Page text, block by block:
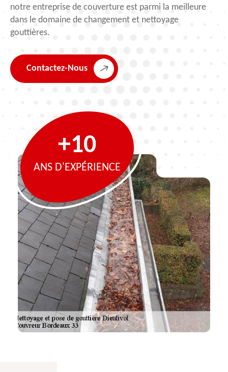
notre entreprise de couverture est parmi la meilleure
dans le domaine de changement et nettoyage
gouttières.
Contactez-Nous
+10
ANS D'EXPÉRIENCE